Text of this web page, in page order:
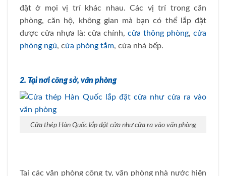
đặt ở mọi vị trí khác nhau. Các vị trí trong căn
phòng, căn hộ, không gian mà bạn có thể lắp đặt
được cửa nhựa là: cửa chính, cửa thông phòng, cửa
phòng ngủ, cửa phòng tắm, cửa nhà bếp.
2. Tại nơi công sở, văn phòng
Cửa thép Hàn Quốc lắp đặt cửa như cửa ra vào văn phòng
Tại các văn phòng công ty, văn phòng nhà nước hiện